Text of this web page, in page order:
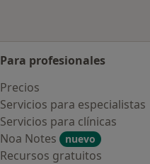
Para profesionales
Precios
Servicios para especialistas
Servicios para clínicas
Noa Notes
nuevo
Recursos gratuitos